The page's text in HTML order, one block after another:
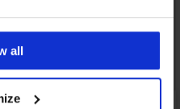
all